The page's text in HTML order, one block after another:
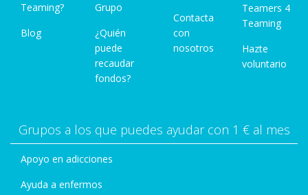
Teaming?
Blog
Grupo
¿Quién
puede
recaudar
fondos?
Contacta
con
nosotros
Teamers 4
Teaming
Hazte
voluntario
Grupos a los que puedes ayudar con 1 € al mes
Apoyo en adicciones
Ayuda a enfermos